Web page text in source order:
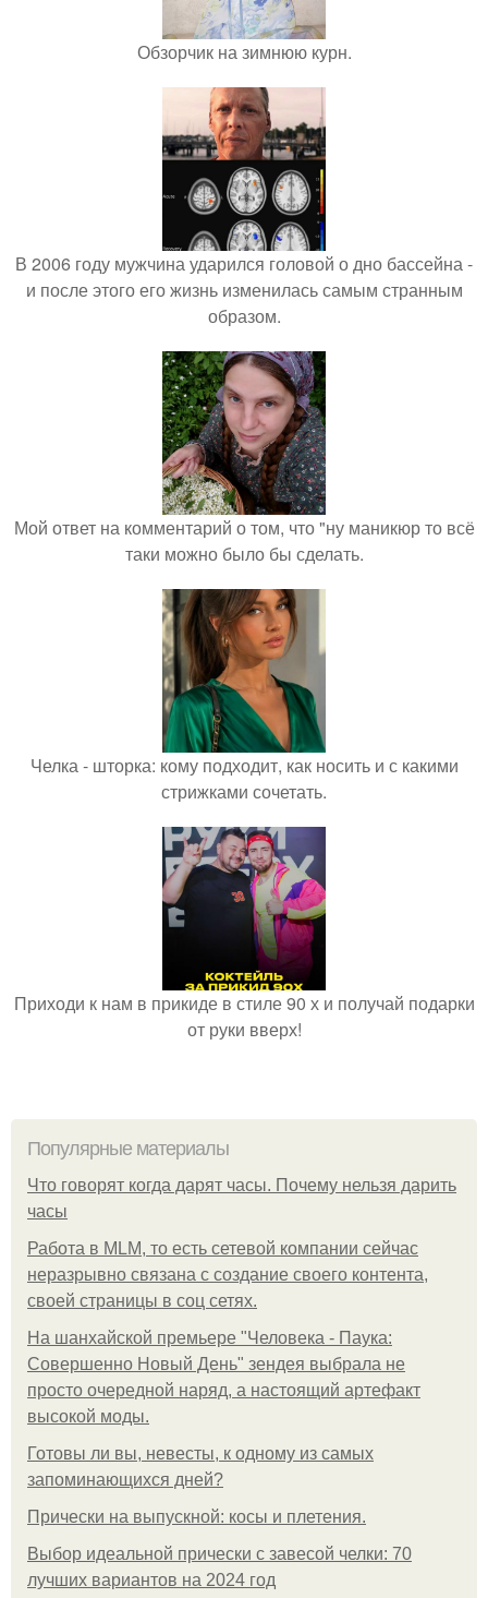
Обзорчик на зимнюю курн.
В 2006 году мужчина ударился головой о дно бассейна -
и после этого его жизнь изменилась самым странным
образом.
Мой ответ на комментарий о том, что "ну маникюр то всё
таки можно было бы сделать.
Челка - шторка: кому подходит, как носить и с какими
стрижками сочетать.
Приходи к нам в прикиде в стиле 90 х и получай подарки
от руки вверх!
Популярные материалы
Что говорят когда дарят часы. Почему нельзя дарить
часы
Работа в MLM, то есть сетевой компании сейчас
неразрывно связана с создание своего контента,
своей страницы в соц сетях.
На шанхайской премьере "Человека - Паука:
Совершенно Новый День" зендея выбрала не
просто очередной наряд, а настоящий артефакт
высокой моды.
Готовы ли вы, невесты, к одному из самых
запоминающихся дней?
Прически на выпускной: косы и плетения.
Выбор идеальной прически с завесой челки: 70
лучших вариантов на 2024 год